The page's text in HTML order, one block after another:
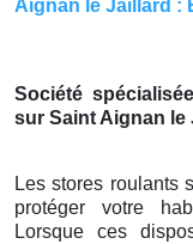
Aignan le Jaillard :
Société
sur Saint Aignan le
Les stores roulants
protéger votre
Lorsque ces